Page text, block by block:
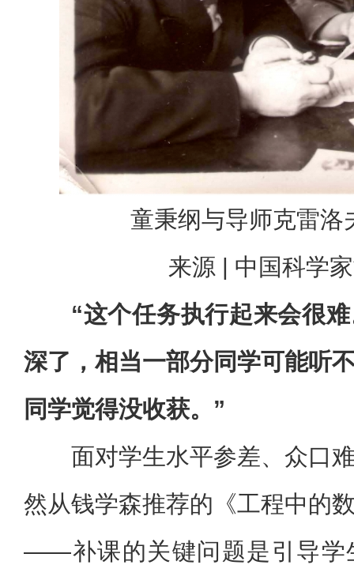
童秉纲与导师克雷洛
来源 | 中国科学
“这个任务执行起来会很
深了，相当一部分同学可能听
同学觉得没收获。”
面对学生水平参差、众口
然从钱学森推荐的《工程中的
——补课的关键问题是引导学